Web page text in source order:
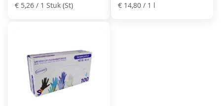
€ 5,26 / 1 Stuk (St) € 14,80 / 1 l